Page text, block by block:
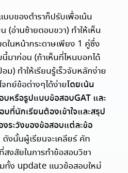
องตำราก็ปรับเพื่อเน้น
(อ่านซ้ายตอบขวา) ทำให้เห็น
ในหน้ากระดาษเพียง 1 คู่ซึ่ง
มาก่อน (ถ้าเห็นที่ไหนบอกได้
ม) ทำให้เรียนรู้เร็วจับหลักง่าย
จทย์ข้อต่างๆได้ง่ายโดยเน้น
บหรือรูปแบบข้อสอบGAT และ
ที่นักเรียนต้องเข้าใจและสรุป
ระวังของข้อสอบแต่ละข้อ
ดังนั้นผู้เรียนจะเคลียร์ คัท
สงสัยในการทำข้อสอบวิชา
ทั้ง update แนวข้อสอบใหม่